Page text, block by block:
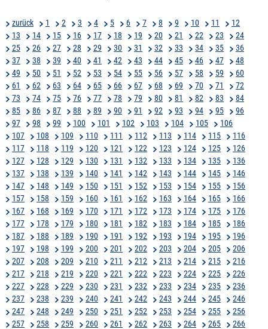
zurück 1 2 3 4 5 6 7 8 9 10 11
12
13
14 15 16 17 18 19 20 21 22 23
24
25
26 27 28 29 30 31 32 33 34 35
36
37
38 39 40 41 42 43 44 45 46 47
48
49
50 51 52 53 54 55 56 57 58 59
60
61
62 63 64 65 66 67 68 69 70 71
72
73
74 75 76 77 78 79 80 81 82 83
84
85
86 87 88 89 90 91 92 93 94 95
96
97
98 99 100 101 102 103 104 105
106
107
108 109 110 111 112 113 114 115
116
117
118 119 120 121 122 123 124 125
126
127
128 129 130 131 132 133 134 135
136
137
138 139 140 141 142 143 144 145
146
147
148 149 150 151 152 153 154 155
156
157
158 159 160 161 162 163 164 165
166
167
168 169 170 171 172 173 174 175
176
177
178 179 180 181 182 183 184 185
186
187
188 189 190 191 192 193 194 195
196
197
198 199 200 201 202 203 204 205
206
207
208 209 210 211 212 213 214 215
216
217
218 219 220 221 222 223 224 225
226
227
228 229 230 231 232 233 234 235
236
237
238 239 240 241 242 243 244 245
246
247
248 249 250 251 252 253 254 255
256
257
258 259 260 261 262 263 264 265
266